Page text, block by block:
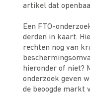
artikel dat
Een FTO-
derden in kaart.
rechten nog van
hieronder of niet?
onderzoek geven
de beoogde markt